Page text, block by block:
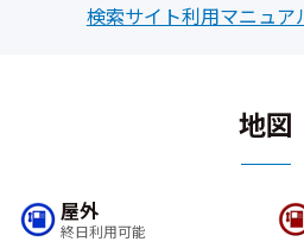
検索サイト利用マニュア
地図
屋外
終日利用可能